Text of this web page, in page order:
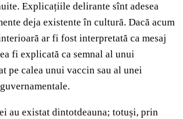
Explicațiile delirante sînt adesea
deja existente în cultură. Dacă acum
ar fi fost interpretată ca mesaj
fi explicată ca semnal al unui
pe calea unui vaccin sau al unei
au existat dintotdeauna; totuși, prin